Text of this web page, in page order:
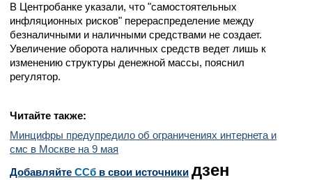
В Центробанке указали, что "самостоятельных
инфляционных рисков" перераспределение между
безналичными и наличными средствами не создает.
Увеличение оборота наличных средств ведет лишь к
изменению структуры денежной массы, пояснил
регулятор.
Читайте также:
Минцифры предупредило об ограничениях интернета и
смс в Москве на 9 мая
Добавляйте CСб в свои источники дзен